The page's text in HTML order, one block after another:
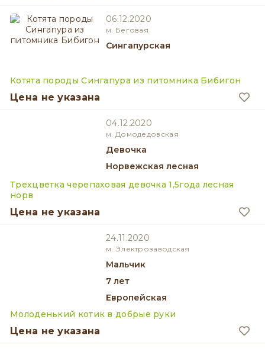
06.12.2020
м. Беговая
Сингапурская
Котята породы Сингапура из питомника Бибигон
Цена не указана
04.12.2020
м. Домодедовская
девочка
Норвежская лесная
Трехцветка черепаховая девочка 1,5года лесная
норв
Цена не указана
24.11.2020
м. Электрозаводская
мальчик
7 лет
Европейская
Молоденький котик в добрые руки
Цена не указана